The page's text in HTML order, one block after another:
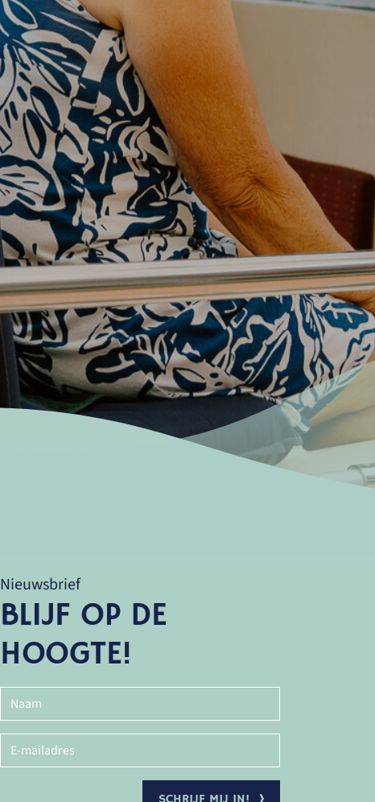
Nieuwsbrief
BLIJF OP DE
HOOGTE!